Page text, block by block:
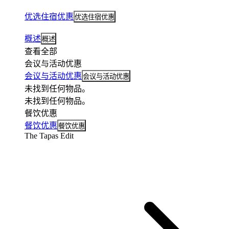
优选住宿优惠 优选住宿优惠
概述 概述
查看全部
会议与活动优惠
会议与活动优惠 会议与活动优惠
未找到任何物品。
未找到任何物品。
餐饮优惠
餐饮优惠 餐饮优惠
The Tapas Edit